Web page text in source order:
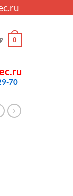
0
70